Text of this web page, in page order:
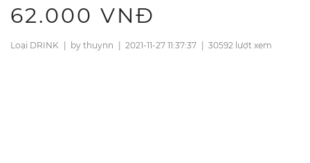
62.000 VNĐ
Loại DRINK | by thuynn | 2021-11-27 11:37:37 | 30592 lượt xem